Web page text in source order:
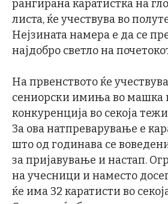
рангирана каратистка на
листа, ќе учествува во
Нејзината намера е да се
најдобро светло на
На првенството ќе
сениорски имиња во машка
конкуренција во секоја
За ова натпреварување е
што од годинава се
за пријавување и настап.
на учесници и наместо
ќе има 32 каратисти во